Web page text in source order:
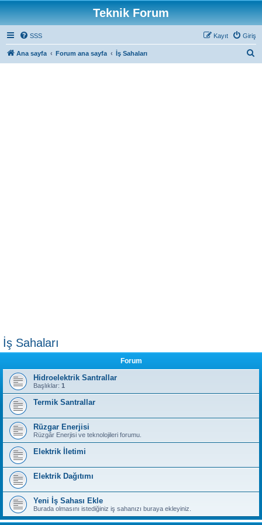
Teknik Forum
SSS Giriş
Kayıt
Ana sayfa Forum ana sayfa İş Sahaları
İş Sahaları
Forum
Hidroelektrik Santrallar
Başlıklar: 1
Termik Santrallar
Rüzgar Enerjisi
Rüzgâr Enerjisi ve teknolojileri forumu.
Elektrik İletimi
Elektrik Dağıtımı
Yeni İş Sahası Ekle
Burada olmasını istediğiniz iş sahanızı buraya ekleyiniz.